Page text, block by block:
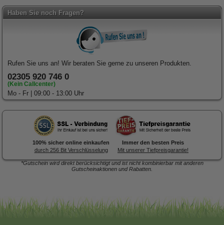
Haben Sie noch Fragen?
Rufen Sie uns an! Wir beraten Sie gerne zu unseren Produkten.
02305 920 746 0
(Kein Callcenter)
Mo - Fr | 09:00 - 13:00 Uhr
100% sicher online einkaufen
durch 256 Bit Verschlüsselung
Immer den besten Preis
Mit unserer Tiefpreisgarantie!
ein
*Gutschein wird direkt berücksichtigt und ist nicht kombinierbar mit anderen
Gutscheinaktionen und Rabatten.